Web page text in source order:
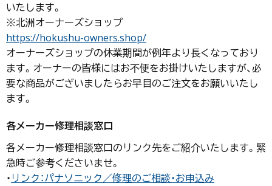
いたします。
※北洲オーナーズショップ
https://hokushu-owners.shop/
オーナーズショップの休業期間が例年より長くなっており
ます。オーナーの皆様にはお不便をお掛けいたしますが、必
要な商品がございましたらお早目のご注文をお願いいたし
ます。
各メーカー修理相談窓口
各メーカー修理相談窓口のリンク先をご紹介いたします。緊
急時ご参考くださいませ。
・ リンク：パナソニック／修理のご相談・お申込み